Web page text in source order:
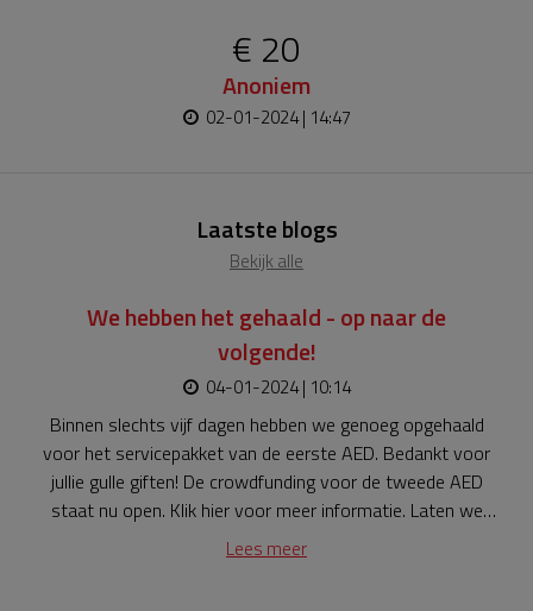
€ 20
Anoniem
02-01-2024 | 14:47
Laatste blogs
Bekijk alle
We hebben het gehaald - op naar de
volgende!
04-01-2024 | 10:14
Binnen slechts vijf dagen hebben we genoeg opgehaald
voor het servicepakket van de eerste AED. Bedankt voor
jullie gulle giften! De crowdfunding voor de tweede AED
staat nu open. Klik hier voor meer informatie. Laten we
hier samen ook een succes van maken.
Lees meer